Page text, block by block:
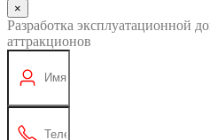
×
Разработка эксплуатационной
аттракционов